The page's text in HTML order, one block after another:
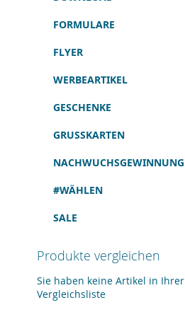
FORMULARE
FLYER
WERBEARTIKEL
GESCHENKE
GRUSSKARTEN
NACHWUCHSGEWINNUNG
#WÄHLEN
SALE
Produkte vergleichen
Sie haben keine Artikel in Ihrer
Vergleichsliste